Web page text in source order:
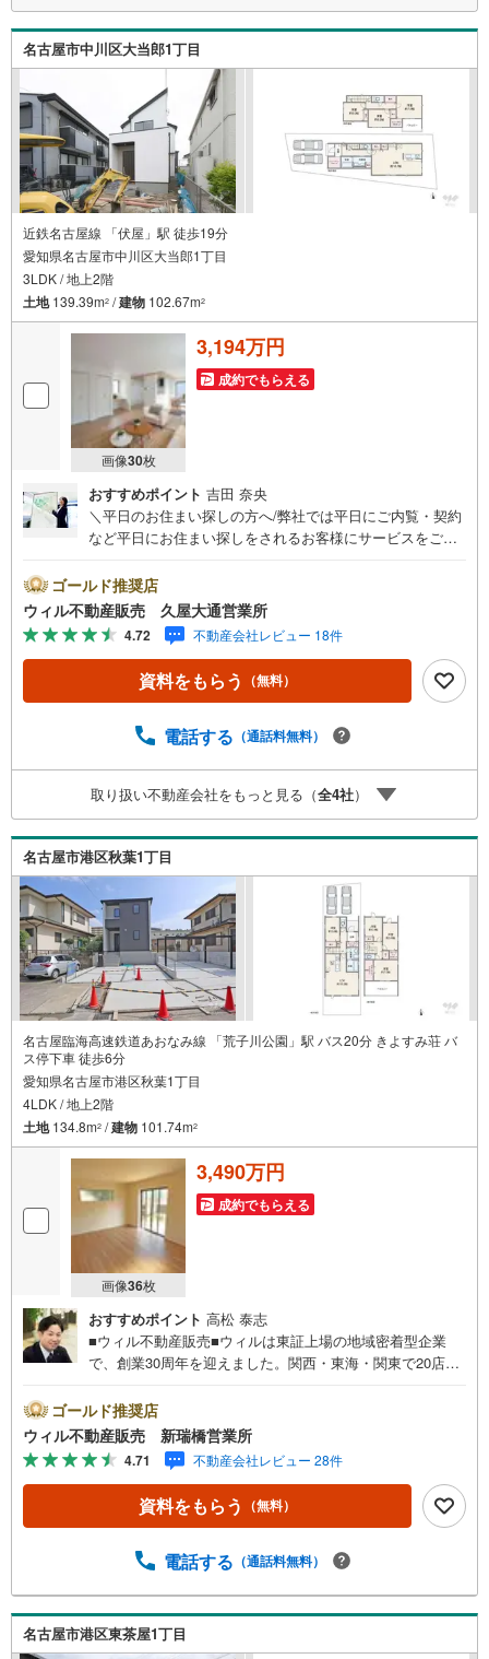
■2階洋室すべて6帖以上☆
■イオンモール名古屋茶屋まで徒歩23分♪
《本日見学OK！》
営業時間内（9:00～19:00）は、下記電話フォームよりお電話をして頂ける
とスムーズに見学のご案内ができます。
＼アイデムホームではお客様第一での営業を心掛けております/
■弊社店舗について
駐車場完備、キッズコーナーも併設しておりますのでお子様連れでもご安
心下さい。
■ご案内について
現地でのお待ち合わせや弊社までご来店して頂きご案内も可能です。
■住宅ローンについて
弊社では豊富な販売実績により、お客様のご希望や条件に合う最適な住宅
ローン商品
のご提案をさせて頂きます。また、以下のようなご相談も是非ご相談下さ
い。
・勤続年数が短い方、自営業者の方
・車のローンやクレジット、キャッシングの借入がある方
・自己資金がない、支払いに不安のある方
名古屋市中川区大当郎1丁目
近鉄名古屋線 「伏屋」駅 徒歩19分
愛知県名古屋市中川区大当郎1丁目
3LDK / 地上2階
土地139.39m2 /建物 102.67m2
画像30枚
3,194万円
成約でもらえる
おすすめポイント 吉田 奈央
＼平日のお住まい探しの方へ/弊社では平日にご内覧・契約
など平日にお住まい探しをされるお客様にサービスをご用
時まで”毎日”営業しています。事前にご予約頂きましたら営
業時間外でのご内覧もご対応いたします。＼本物件の他に
も気になる物件がある方へ/不動産業者間で不動産情報が共
有されているので、名古屋市全域や、その他隣接エリアで
もご内覧が可能です！ 【ウィル不動産販売 久屋大通営業
所】◎地下鉄東山線「栄」駅7A出口から徒歩1分、名城線
ズスペースあり◎営業時間 10:00～19:00（定休日無し） 上
軽にご連絡下さい！現地を見学される場合は「室内・現地
を見学する（無料）」ボタンよりご希望の日時をご記入い
ただけますとスムーズにご案内が可能です。
ゴールド推奨店
ウィル不動産販売 久屋大通営業所
4.72 不動産会社レビュー 18件
資料をもらう （無料）
電話する （通話料無料）
取り扱い不動産会社をもっと見る（全4社）
名古屋市港区秋葉1丁目
名古屋臨海高速鉄道あおなみ線 「荒子川公園」駅 バス20分 きよすみ荘 バ
ス停下車 徒歩6分
愛知県名古屋市港区秋葉1丁目
4LDK / 地上2階
土地134.8m2 /建物 101.74m2
画像36枚
3,490万円
成約でもらえる
おすすめポイント 高松 泰志
■ウィル不動産販売■ウィルは東証上場の地域密着型企業
で、創業30周年を迎えました。関西・東海・関東で20店舗
です。新瑞橋駅から徒歩1分の店舗には、キッズスペースや
おむつ替えスペースを完備しており、お子様連れのお客様
も安心してご利用いただけます。●平日のお住まい探しの方
へ●弊社では平日にご内覧や契約を希望されるお客様のため
に、「平日会員制度」という割引プランをご用意していま
す。●お仕事で忙しい方へ●午前10時から午後7時まで、毎
間外でのご内覧にも対応いたします。また、オンライン内
弊社は定休日なく営業しており、当日のご内覧も承りま
す。弊社で掲載している物件以外にもご紹介可能ですの
で、一度ご相談ください。●その他の相談もプロが対応●物
ゴールド推奨店
ウィル不動産販売 新瑞橋営業所
4.71 不動産会社レビュー 28件
資料をもらう （無料）
電話する （通話料無料）
名古屋市港区東茶屋1丁目